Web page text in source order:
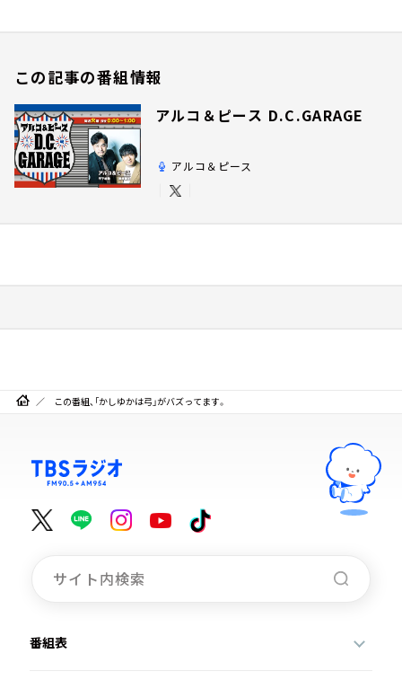
この記事の番組情報
アルコ＆ピース D.C.GARAGE
アルコ＆ピース
この番組、「かしゆかは弓」がバズってます。
番組表